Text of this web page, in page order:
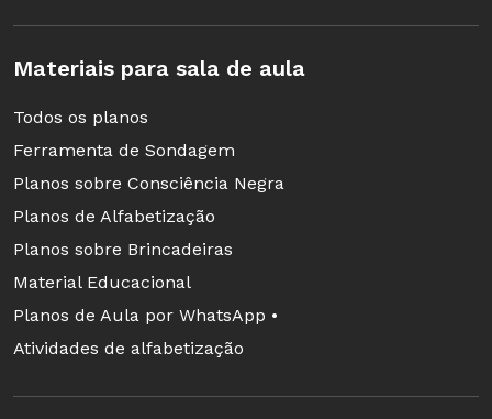
Materiais para sala de aula
Todos os planos
Ferramenta de Sondagem
Planos sobre Consciência Negra
Planos de Alfabetização
Planos sobre Brincadeiras
Material Educacional
Planos de Aula por WhatsApp •
Atividades de alfabetização